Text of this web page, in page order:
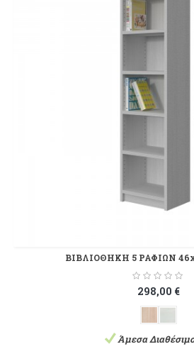
ΒΙΒΛΙΟΘΗΚΗ 5 ΡΑΦΙΩΝ
298,00 €
Άμεσα Διαθέσιμο